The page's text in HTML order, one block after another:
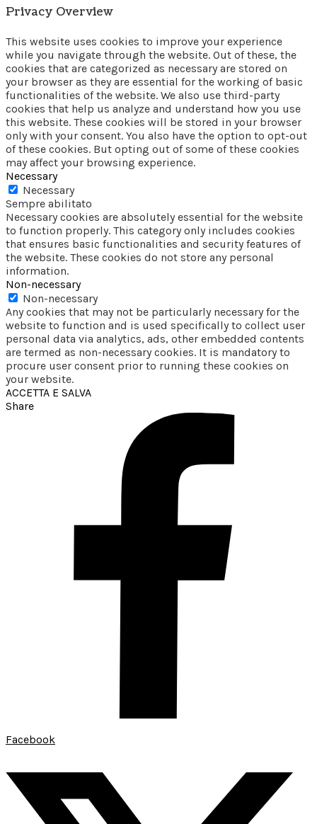
Privacy Overview
This website uses cookies to improve your experience
while you navigate through the website. Out of these, the
cookies that are categorized as necessary are stored on
your browser as they are essential for the working of basic
functionalities of the website. We also use third-party
cookies that help us analyze and understand how you use
this website. These cookies will be stored in your browser
only with your consent. You also have the option to opt-out
of these cookies. But opting out of some of these cookies
may affect your browsing experience.
Necessary
Necessary
Sempre abilitato
Necessary cookies are absolutely essential for the website
to function properly. This category only includes cookies
that ensures basic functionalities and security features of
the website. These cookies do not store any personal
information.
Non-necessary
Non-necessary
Any cookies that may not be particularly necessary for the
website to function and is used specifically to collect user
personal data via analytics, ads, other embedded contents
are termed as non-necessary cookies. It is mandatory to
procure user consent prior to running these cookies on
your website.
ACCETTA E SALVA
Share
Facebook